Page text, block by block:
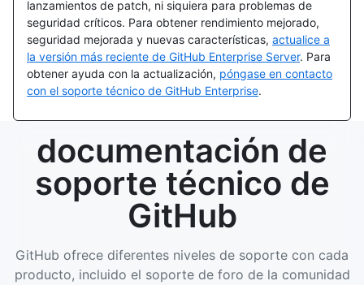
lanzamientos de patch, ni siquiera para problemas de
seguridad críticos. Para obtener rendimiento mejorado,
seguridad mejorada y nuevas características, actualice a
la versión más reciente de GitHub Enterprise Server. Para
obtener ayuda con la actualización, póngase en contacto
con el soporte técnico de GitHub Enterprise.
documentación de
soporte técnico de
GitHub
GitHub ofrece diferentes niveles de soporte con cada
producto, incluido el soporte de foro de la comunidad